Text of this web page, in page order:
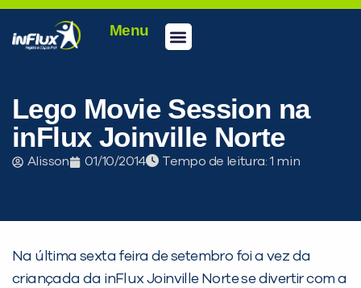
Menu
Lego Movie Session na
inFlux Joinville Norte
Alisson 01/10/2014 Tempo de leitura:
Na última sexta feira de setembro foi a vez da
criançada da inFlux Joinville Norte se divertir com a